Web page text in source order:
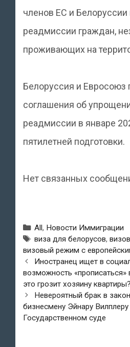
членов ЕС и
реадмиссии граждан,
проживающих на
Белоруссия и Евросоюз
соглашения об
реадмиссии в январе
пятилетней подготовки.
Нет связанных
Рубрики
All, Новости Иммиграции
Метки
виза для белорусов,
визовый режим с
Навигация
по
записям
Иностранец ищет в
возможность «прописаться»
это грозит хозяину квартиры?
Невероятный брак в
бизнесмену Эйнару
Государственном суде